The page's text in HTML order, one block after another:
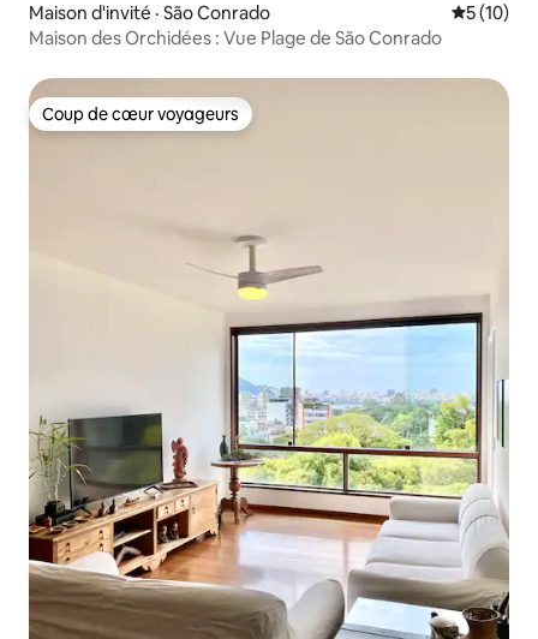
Maison d'invité · São Conrado Note
5 (10)
Maison des Orchidées : Vue Plage de São Conrado
Coup de cœur voyageurs
Coup de cœur voyageurs